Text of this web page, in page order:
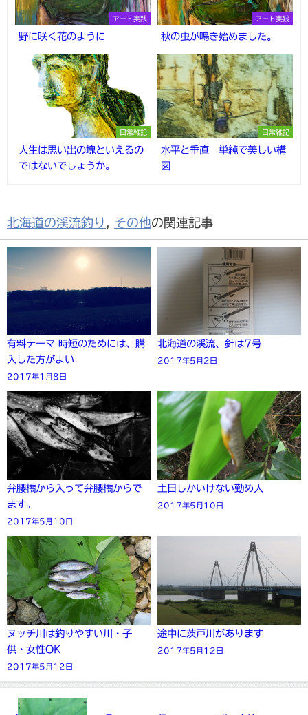
アート実践
野に咲く花のように
アート実践
秋の虫が鳴き始めました。
日常雑記
人生は思い出の塊といえるの
ではないでしょうか。
日常雑記
水平と垂直 単純で美しい構
図
北海道の渓流釣り , その他の関連記事
有料テーマ 時短のためには、購
入した方がよい
2017年1月8日
北海道の渓流、針は7号
2017年5月2日
弁腰橋から入って弁腰橋からで
ます。
2017年5月10日
土日しかいけない勤め人
2017年5月10日
ヌッチ川は釣りやすい川・子
供・女性OK
2017年5月12日
途中に茨戸川があります
2017年5月12日